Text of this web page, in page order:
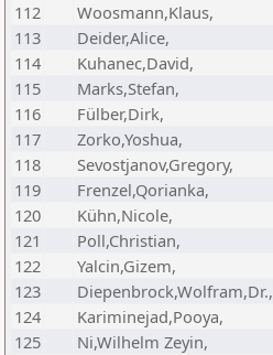
112
Woosmann,Klaus,
113
Deider,Alice,
114
Kuhanec,David,
115
Marks,Stefan,
116
Fülber,Dirk,
117
Zorko,Yoshua,
118
Sevostjanov,Gregory,
119
Frenzel,Qorianka,
120
Kühn,Nicole,
121
Poll,Christian,
122
Yalcin,Gizem,
123
Diepenbrock,Wolfram,Dr.,
124
Kariminejad,Pooya,
125
Ni,Wilhelm Zeyin,